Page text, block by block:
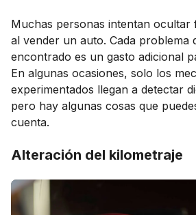
Muchas personas intentan ocultar
al vender un auto. Cada problema
encontrado es un gasto adicional
En algunas ocasiones, solo los
experimentados llegan a detectar
pero hay algunas cosas que
cuenta.
Alteración del kilometraje